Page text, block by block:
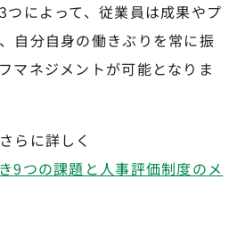
によって、従業員は成果やプ
自分自身の働きぶりを常に振
マネジメントが可能となりま
らに詳しく
9つの課題と人事評価制度のメ